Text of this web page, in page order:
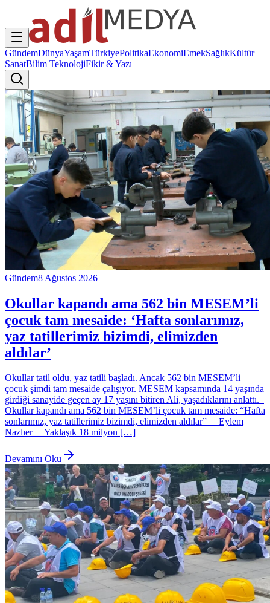
GündemDünyaYaşamTürkiyePolitikaEkonomiEmekSağlıkKültür
SanatBilim TeknolojiFikir & Yazı
Gündem8 Ağustos 2026
Okullar kapandı ama 562 bin MESEM’li
çocuk tam mesaide: ‘Hafta sonlarımız,
yaz tatillerimiz bizimdi, elimizden
aldılar’
Okullar tatil oldu, yaz tatili başladı. Ancak 562 bin MESEM’li
çocuk şimdi tam mesaide çalışıyor. MESEM kapsamında 14 yaşında
girdiği sanayide geçen ay 17 yaşını bitiren Ali, yaşadıklarını anlattı.
Okullar kapandı ama 562 bin MESEM’li çocuk tam mesaide: “Hafta
sonlarımız, yaz tatillerimiz bizimdi, elimizden aldılar” Eylem
Nazlıer Yaklaşık 18 milyon […]
Devamını Oku